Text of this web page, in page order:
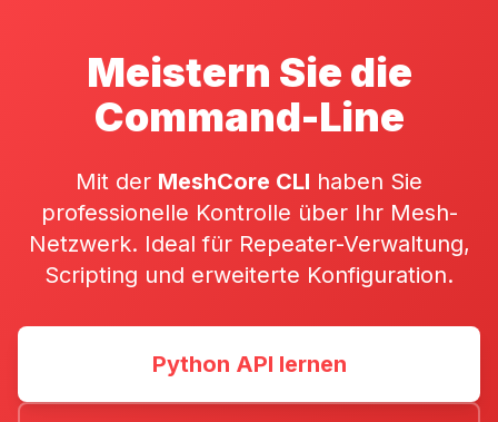
Meistern Sie die
Command-Line
Mit der MeshCore CLI haben Sie
professionelle Kontrolle über Ihr Mesh-
Netzwerk. Ideal für Repeater-Verwaltung,
Scripting und erweiterte Konfiguration.
Python API lernen